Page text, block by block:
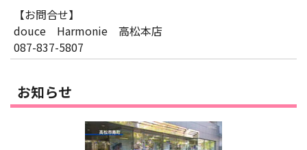
【お問合せ】
douce Harmonie 高松本店
087-837-5807
お知らせ